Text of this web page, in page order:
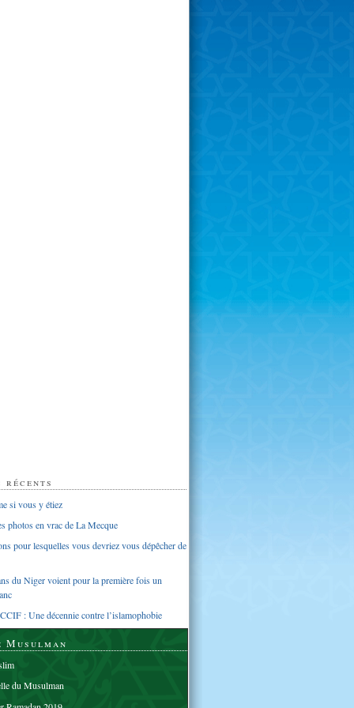
si vous y étiez
photos en vrac de La Mecque
pour lesquelles vous devriez vous dépêcher de
du Niger voient pour la première fois un
: Une décennie contre l’islamophobie
Musulman
du Musulman